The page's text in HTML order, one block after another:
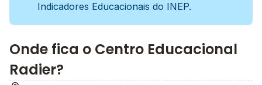
Indicadores Educacionais do INEP.
Onde fica o Centro Educacional
Radier?